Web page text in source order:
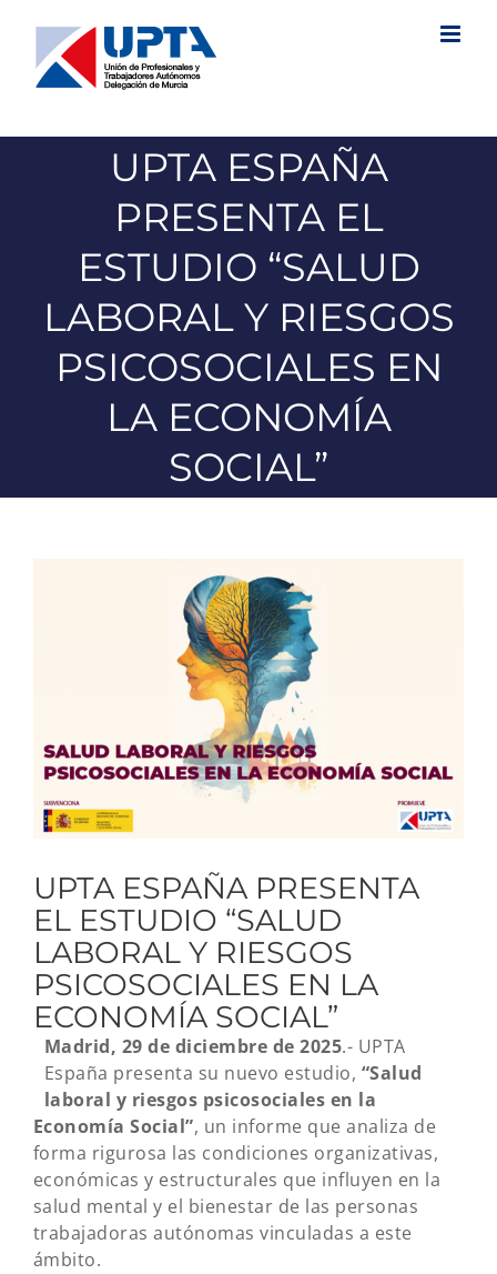
contenido
UPTA ESPAÑA
PRESENTA EL
ESTUDIO “SALUD
LABORAL Y RIESGOS
PSICOSOCIALES EN
LA ECONOMÍA
SOCIAL”
UPTA ESPAÑA PRESENTA
EL ESTUDIO “SALUD
LABORAL Y RIESGOS
PSICOSOCIALES EN LA
ECONOMÍA SOCIAL”
Madrid, 29 de diciembre de 2025.- UPTA
España presenta su nuevo estudio, “Salud
laboral y riesgos psicosociales en la
Economía Social”, un informe que analiza de
forma rigurosa las condiciones organizativas,
económicas y estructurales que influyen en la
salud mental y el bienestar de las personas
trabajadoras autónomas vinculadas a este
ámbito.